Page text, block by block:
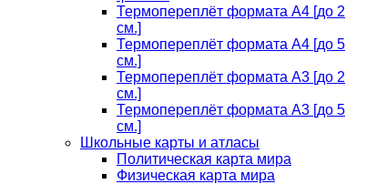
Термопереплёт формата А4 [до 2
см.]
Термопереплёт формата А4 [до 5
см.]
Термопереплёт формата А3 [до 2
см.]
Термопереплёт формата А3 [до 5
см.]
Школьные карты и атласы
Политическая карта мира
Физическая карта мира